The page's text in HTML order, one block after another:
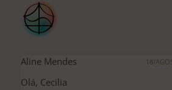
Aline Mendes 18/
Olá, Cecilia